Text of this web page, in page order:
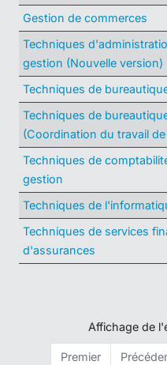
Gestion de commerces
Techniques
gestion (Nouvelle version)
Techniques de
Techniques de
(Coordination du travail
Techniques de
gestion
Techniques de
Techniques de services
d'assurances
Affichage de
Premier